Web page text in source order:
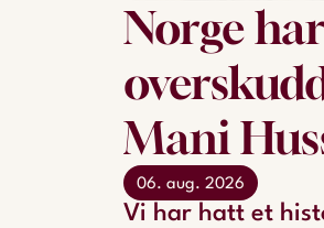
Norge har
Mani
06. aug. 2026
Vi har hatt et